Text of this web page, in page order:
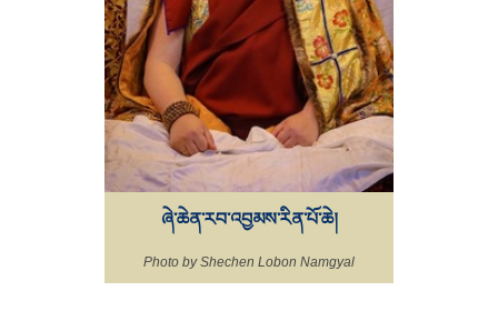
ཞེ་ཆེན་རབ་འབྱམས་རིན་པོ་ཆེ།
Photo by Shechen Lobon Namgyal